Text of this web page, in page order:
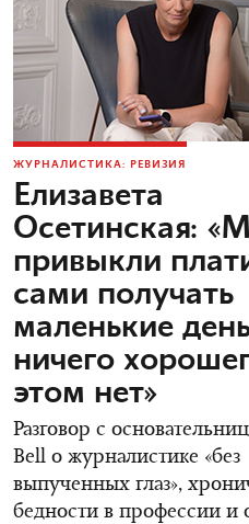
ЖУРНАЛИСТИКА: РЕВИЗИЯ
Елизавета
Осетинская:
привыкли
сами получать
маленькие
ничего
этом нет»
Разговор с
Bell о журналистике «без
выпученных глаз»,
бедности в профессии и